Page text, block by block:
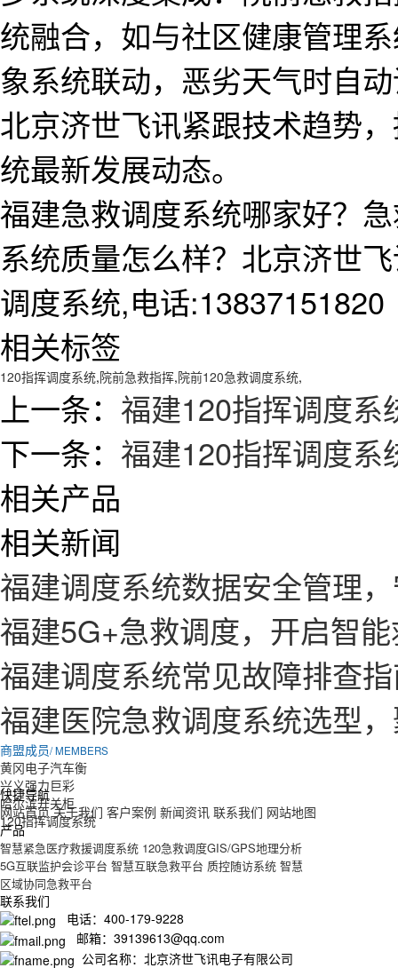
统融合，如与社区健康管理
象系统联动，恶劣天气时自
北京济世飞讯紧跟技术趋势
统最新发展动态。
福建急救调度系统哪家好？
系统质量怎么样？北京济世
调度系统,电话:13837151820
相关标签
120指挥调度系统,院前急救指挥,院前120急救调度系统,
上一条： 福建120指挥调度系
下一条： 福建120指挥调度系
相关产品
相关新闻
福建调度系统数据安全管理
福建5G+急救调度，开启智
福建调度系统常见故障排查
福建医院急救调度系统选型
商盟成员/ MEMBERS
黄冈电子汽车衡
兴义强力巨彩
哈尔滨开关柜
120指挥调度系统
快捷导航
网站首页 关于我们 客户案例 新闻资讯 联系我们 网站地图
产品
智慧紧急医疗救援调度系统 120急救调度GIS/GPS地理分析
5G互联监护会诊平台 智慧互联急救平台 质控随访系统 智慧
区域协同急救平台
联系我们
电话：400-179-9228
邮箱：39139613@qq.com
公司名称：北京济世飞讯电子有限公司